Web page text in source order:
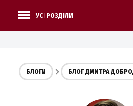
УСІ РОЗДІЛИ
БЛОГИ БЛОГ ДМИТРА